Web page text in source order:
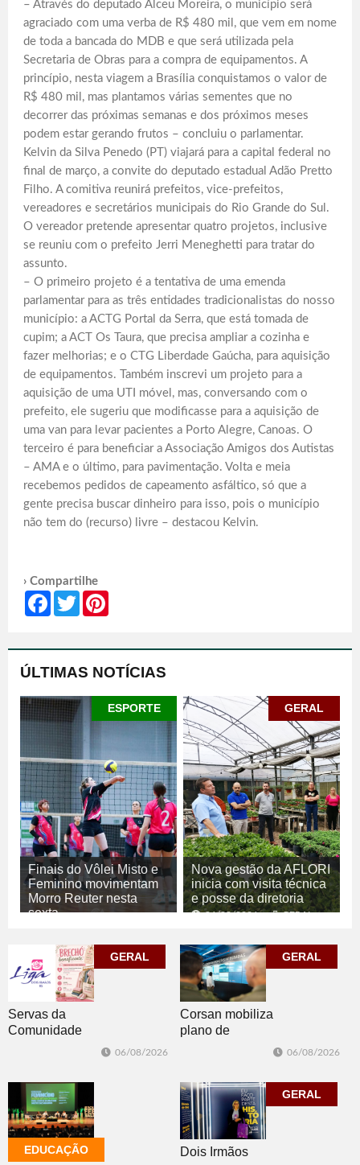
– Através do deputado Alceu Moreira, o município será
agraciado com uma verba de R$ 480 mil, que vem em nome
de toda a bancada do MDB e que será utilizada pela
Secretaria de Obras para a compra de equipamentos. A
princípio, nesta viagem a Brasília conquistamos o valor de
R$ 480 mil, mas plantamos várias sementes que no
decorrer das próximas semanas e dos próximos meses
podem estar gerando frutos – concluiu o parlamentar.
Kelvin da Silva Penedo (PT) viajará para a capital federal no
final de março, a convite do deputado estadual Adão Pretto
Filho. A comitiva reunirá prefeitos, vice-prefeitos,
vereadores e secretários municipais do Rio Grande do Sul.
O vereador pretende apresentar quatro projetos, inclusive
se reuniu com o prefeito Jerri Meneghetti para tratar do
assunto.
– O primeiro projeto é a tentativa de uma emenda
parlamentar para as três entidades tradicionalistas do nosso
município: a ACTG Portal da Serra, que está tomada de
cupim; a ACT Os Taura, que precisa ampliar a cozinha e
fazer melhorias; e o CTG Liberdade Gaúcha, para aquisição
de equipamentos. Também inscrevi um projeto para a
aquisição de uma UTI móvel, mas, conversando com o
prefeito, ele sugeriu que modificasse para a aquisição de
uma van para levar pacientes a Porto Alegre, Canoas. O
terceiro é para beneficiar a Associação Amigos dos Autistas
– AMA e o último, para pavimentação. Volta e meia
recebemos pedidos de capeamento asfáltico, só que a
gente precisa buscar dinheiro para isso, pois o município
não tem do (recurso) livre – destacou Kelvin.
› Compartilhe
Facebook
Twitter
ÚLTIMAS NOTÍCIAS
ESPORTE
Finais do Vôlei Misto e
Feminino movimentam
Morro Reuter nesta
sexta
ESPORTE
GERAL
Nova gestão da AFLORI
inicia com visita técnica
e posse da diretoria
06/08/2026 GERAL
GERAL
Servas da
Comunidade
06/08/2026
GERAL
Corsan mobiliza
plano de
temporais no RS
06/08/2026
EDUCAÇÃO
GERAL
Dois Irmãos